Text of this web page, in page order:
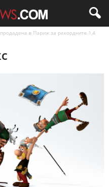
в Париж за рекордните 1,4